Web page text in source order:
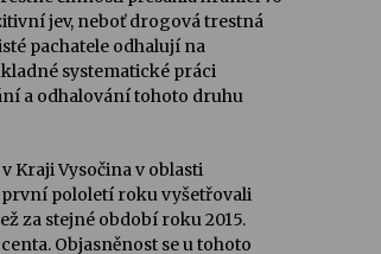
jev, neboť drogová trestná
pachatele odhalují na
systematické práci
a odhalování tohoto druhu
Kraji Vysočina v oblasti
pololetí roku vyšetřovali
za stejné období roku 2015.
Objasněnost se u tohoto